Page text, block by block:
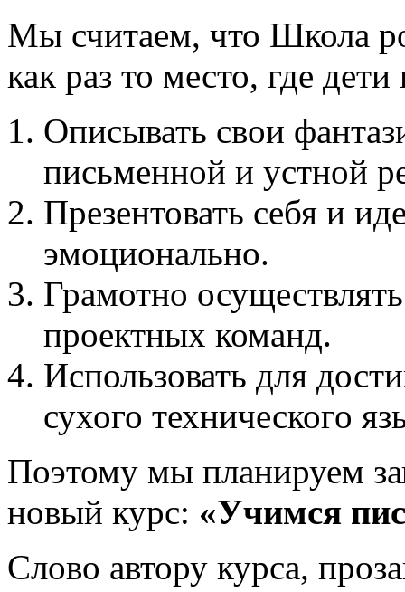
Мы считаем, что Школа
как раз то место, где
Описывать свои
письменной и устной
Презентовать себя и
эмоционально.
Грамотно
проектных команд.
Использовать для
сухого технического
Поэтому мы планируем
новый курс: «Учимся
Слово автору курса,